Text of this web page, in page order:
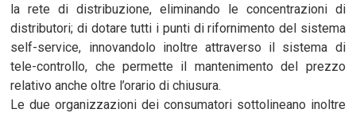
la rete di distribuzione, eliminando le concentrazioni di
distributori; di dotare tutti i punti di rifornimento del sistema
self-service, innovandolo inoltre attraverso il sistema di
tele-controllo, che permette il mantenimento del prezzo
relativo anche oltre l’orario di chiusura.
Le due organizzazioni dei consumatori sottolineano inoltre